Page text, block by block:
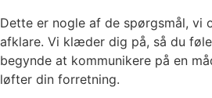
Dette er nogle af de spørgsmål, vi
afklare. Vi klæder dig på, så du
begynde at kommunikere på en
løfter din forretning.